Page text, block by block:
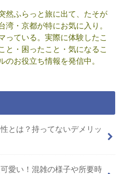
然ふらっと旅に出て、たそが
湾・京都が特にお気に入り。
っている。実際に体験したこ
と・困ったこと・気になるこ
のお役立ち情報を発信中。
とは？持ってないデメリッ
愛い！混雑の様子や所要時